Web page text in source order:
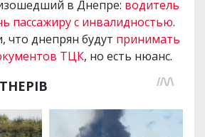
в Днепре: водитель
пассажиру с инвалидностью.
что днепрян будут принимать
ТЦК, но есть нюанс.